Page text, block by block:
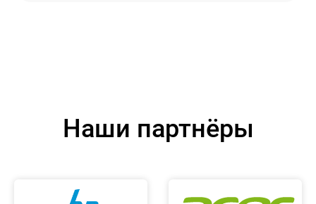
Наши партнёры